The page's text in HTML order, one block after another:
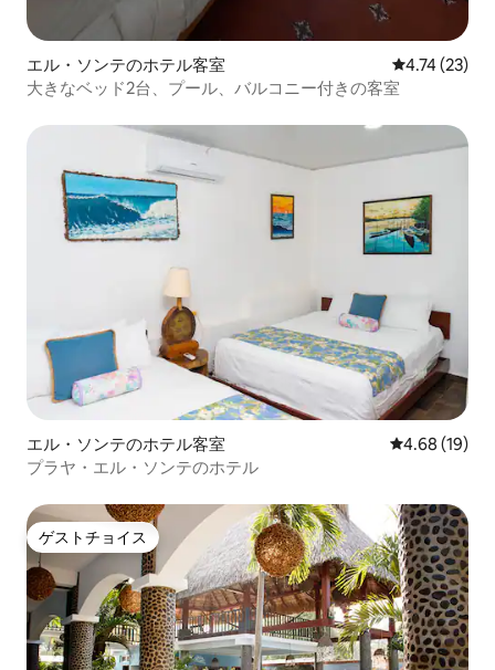
エル・ソンテのホテル客室 レビュー23
4.74 (23)
大きなベッド2台、プール、バルコニー付きの客室
エル・ソンテのホテル客室 レビュー19
4.68 (19)
プラヤ・エル・ソンテのホテル
ゲストチョイス
ゲストチョイス